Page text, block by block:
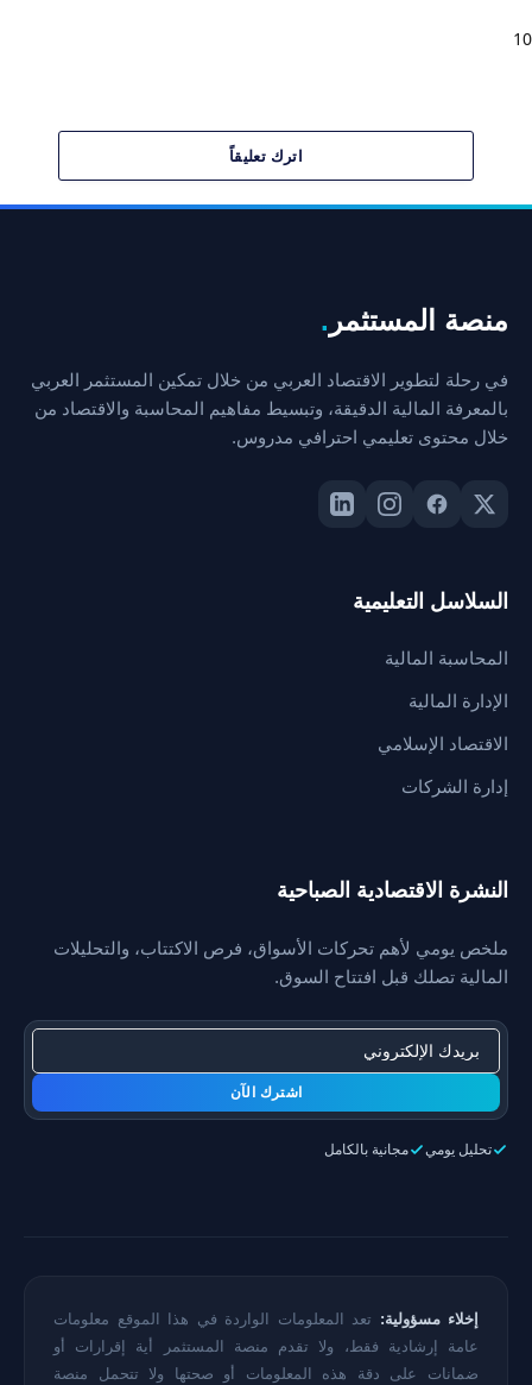
10
اترك تعليقاً
منصة المستثمر .
في رحلة لتطوير الاقتصاد العربي من خلال تمكين المستثمر العربي
بالمعرفة المالية الدقيقة، وتبسيط مفاهيم المحاسبة والاقتصاد من
خلال محتوى تعليمي احترافي مدروس.
السلاسل التعليمية
المحاسبة المالية
الإدارة المالية
الاقتصاد الإسلامي
إدارة الشركات
النشرة الاقتصادية الصباحية
ملخص يومي لأهم تحركات الأسواق، فرص الاكتتاب، والتحليلات
المالية تصلك قبل افتتاح السوق.
اشترك الآن
تحليل يومي مجانية بالكامل
إخلاء مسؤولية: تعد المعلومات الواردة في هذا الموقع معلومات
عامة إرشادية فقط، ولا تقدم منصة المستثمر أية إقرارات أو
ضمانات على دقة هذه المعلومات أو صحتها ولا تتحمل منصة